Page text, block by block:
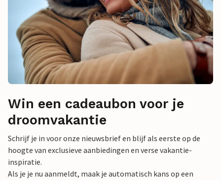
Win een cadeaubon voor je
droomvakantie
Schrijf je in voor onze nieuwsbrief en blijf als eerste op de
hoogte van exclusieve aanbiedingen en verse vakantie-
inspiratie.
Als je je nu aanmeldt, maak je automatisch kans op een